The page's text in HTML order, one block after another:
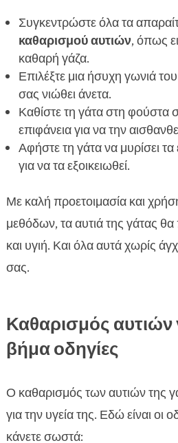
Συγκεντρώστε όλα τα
καθαρισμού αυτιών, όπως
καθαρή γάζα.
Επιλέξτε μια ήσυχη γωνιά
σας νιώθει άνετα.
Καθίστε τη γάτα στη φούστα
επιφάνεια για να την
Αφήστε τη γάτα να μυρίσει
για να τα εξοικειωθεί.
Με καλή προετοιμασία και
μεθόδων, τα αυτιά της γάτας
και υγιή. Και όλα αυτά χωρίς
σας.
Καθαρισμός
βήμα οδηγίες
Ο καθαρισμός των αυτιών της
για την υγεία της. Εδώ είναι οι
κάνετε σωστά: